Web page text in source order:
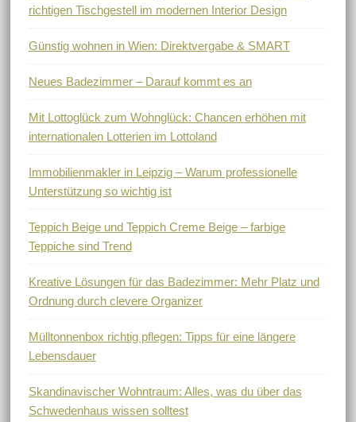
richtigen Tischgestell im modernen Interior Design
Günstig wohnen in Wien: Direktvergabe & SMART
Neues Badezimmer – Darauf kommt es an
Mit Lottoglück zum Wohnglück: Chancen erhöhen mit
internationalen Lotterien im Lottoland
Immobilienmakler in Leipzig – Warum professionelle
Unterstützung so wichtig ist
Teppich Beige und Teppich Creme Beige – farbige
Teppiche sind Trend
Kreative Lösungen für das Badezimmer: Mehr Platz und
Ordnung durch clevere Organizer
Mülltonnenbox richtig pflegen: Tipps für eine längere
Lebensdauer
Skandinavischer Wohntraum: Alles, was du über das
Schwedenhaus wissen solltest